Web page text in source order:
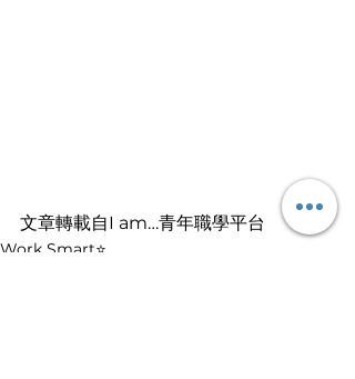
文章轉載自I am…青年職學平台
Work Smart⭐️